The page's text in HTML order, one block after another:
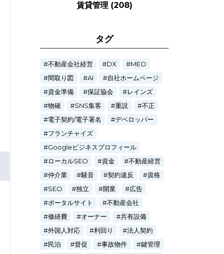
賃貸管理 (208)
タグ
不動産会社経営 DX
MEO
間取り図
AI
自社ホームページ
資金準備
保証協会
レインズ
物確
SNS集客 重説
不正
電子契約/電子署名
デベロッパー
フランチャイズ
Googleビジネスプロフィール
ローカルSEO
資金
不動産経営
仲介業
騒音 契約違反
資格
SEO
独立 開業
広告
ポータルサイト
不動産会社
修繕費
オーナー
共有設備
外国人対応
利回り
法人契約
民泊
督促 事故物件
鍵管理